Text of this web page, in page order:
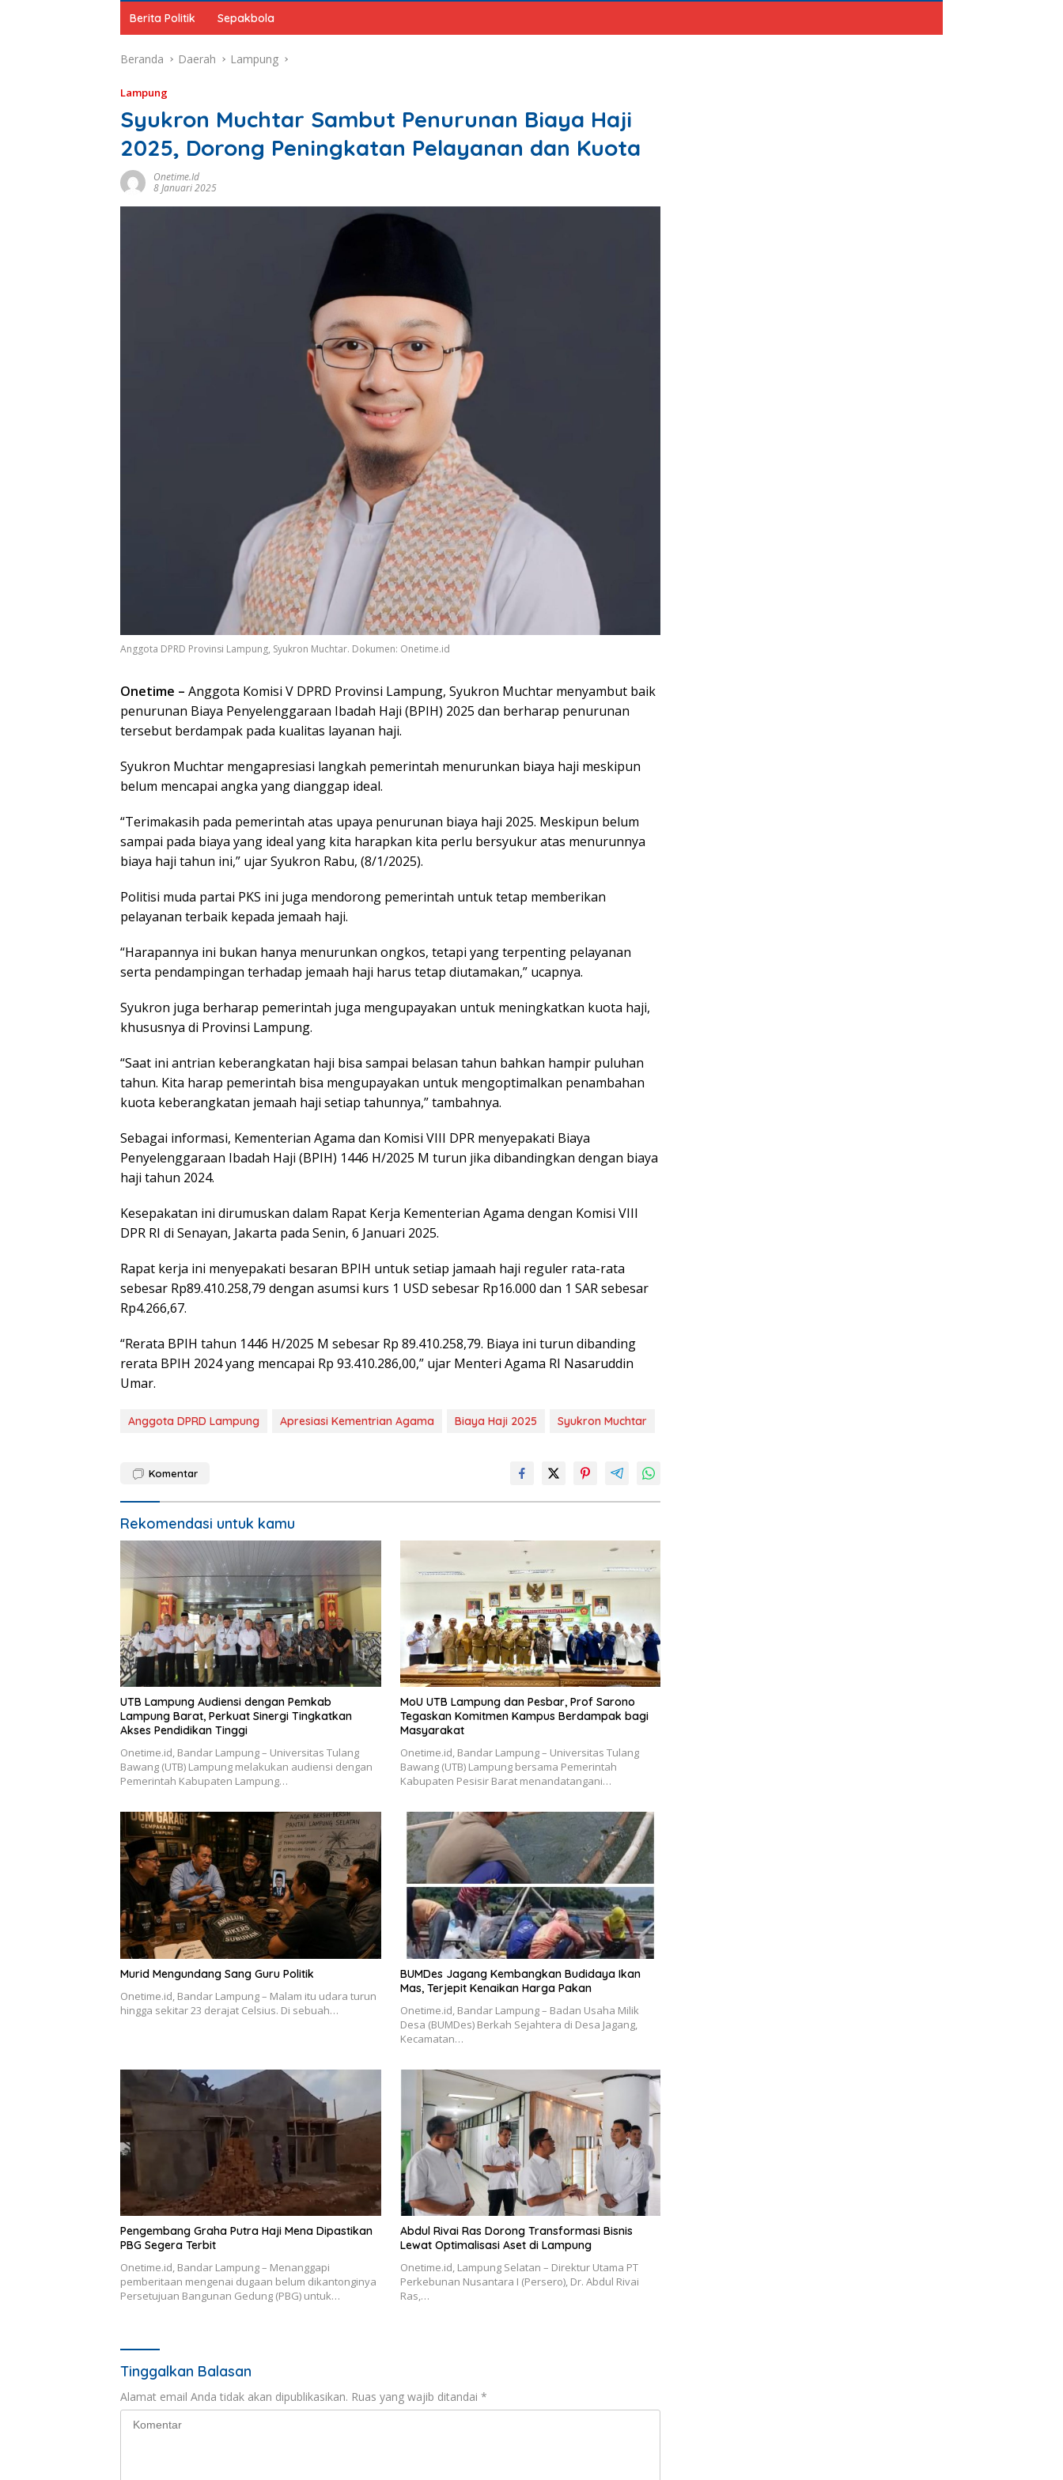
Berita Politik Sepakbola
Beranda Daerah Lampung
Lampung
Syukron Muchtar Sambut Penurunan Biaya Haji
2025, Dorong Peningkatan Pelayanan dan Kuota
Onetime.id
8 Januari 2025
Anggota DPRD Provinsi Lampung, Syukron Muchtar. Dokumen: Onetime.id
Onetime – Anggota Komisi V DPRD Provinsi Lampung, Syukron Muchtar menyambut baik
penurunan Biaya Penyelenggaraan Ibadah Haji (BPIH) 2025 dan berharap penurunan
tersebut berdampak pada kualitas layanan haji.
Syukron Muchtar mengapresiasi langkah pemerintah menurunkan biaya haji meskipun
belum mencapai angka yang dianggap ideal.
“Terimakasih pada pemerintah atas upaya penurunan biaya haji 2025. Meskipun belum
sampai pada biaya yang ideal yang kita harapkan kita perlu bersyukur atas menurunnya
biaya haji tahun ini,” ujar Syukron Rabu, (8/1/2025).
Politisi muda partai PKS ini juga mendorong pemerintah untuk tetap memberikan
pelayanan terbaik kepada jemaah haji.
“Harapannya ini bukan hanya menurunkan ongkos, tetapi yang terpenting pelayanan
serta pendampingan terhadap jemaah haji harus tetap diutamakan,” ucapnya.
Syukron juga berharap pemerintah juga mengupayakan untuk meningkatkan kuota haji,
khususnya di Provinsi Lampung.
“Saat ini antrian keberangkatan haji bisa sampai belasan tahun bahkan hampir puluhan
tahun. Kita harap pemerintah bisa mengupayakan untuk mengoptimalkan penambahan
kuota keberangkatan jemaah haji setiap tahunnya,” tambahnya.
Sebagai informasi, Kementerian Agama dan Komisi VIII DPR menyepakati Biaya
Penyelenggaraan Ibadah Haji (BPIH) 1446 H/2025 M turun jika dibandingkan dengan biaya
haji tahun 2024.
Kesepakatan ini dirumuskan dalam Rapat Kerja Kementerian Agama dengan Komisi VIII
DPR RI di Senayan, Jakarta pada Senin, 6 Januari 2025.
Rapat kerja ini menyepakati besaran BPIH untuk setiap jamaah haji reguler rata-rata
sebesar Rp89.410.258,79 dengan asumsi kurs 1 USD sebesar Rp16.000 dan 1 SAR sebesar
Rp4.266,67.
“Rerata BPIH tahun 1446 H/2025 M sebesar Rp 89.410.258,79. Biaya ini turun dibanding
rerata BPIH 2024 yang mencapai Rp 93.410.286,00,” ujar Menteri Agama RI Nasaruddin
Umar.
Anggota DPRD Lampung Apresiasi Kementrian Agama Biaya Haji 2025 Syukron Muchtar
Komentar
Rekomendasi untuk kamu
UTB Lampung Audiensi dengan Pemkab
Lampung Barat, Perkuat Sinergi Tingkatkan
Akses Pendidikan Tinggi
Onetime.id, Bandar Lampung – Universitas Tulang
Bawang (UTB) Lampung melakukan audiensi dengan
Pemerintah Kabupaten Lampung…
MoU UTB Lampung dan Pesbar, Prof Sarono
Tegaskan Komitmen Kampus Berdampak bagi
Masyarakat
Onetime.id, Bandar Lampung – Universitas Tulang
Bawang (UTB) Lampung bersama Pemerintah
Kabupaten Pesisir Barat menandatangani…
Murid Mengundang Sang Guru Politik
Onetime.id, Bandar Lampung – Malam itu udara turun
hingga sekitar 23 derajat Celsius. Di sebuah…
BUMDes Jagang Kembangkan Budidaya Ikan
Mas, Terjepit Kenaikan Harga Pakan
Onetime.id, Bandar Lampung – Badan Usaha Milik
Desa (BUMDes) Berkah Sejahtera di Desa Jagang,
Kecamatan…
Pengembang Graha Putra Haji Mena Dipastikan
PBG Segera Terbit
Onetime.id, Bandar Lampung – Menanggapi
pemberitaan mengenai dugaan belum dikantonginya
Persetujuan Bangunan Gedung (PBG) untuk…
Abdul Rivai Ras Dorong Transformasi Bisnis
Lewat Optimalisasi Aset di Lampung
Onetime.id, Lampung Selatan – Direktur Utama PT
Perkebunan Nusantara I (Persero), Dr. Abdul Rivai
Ras,…
Tinggalkan Balasan
Alamat email Anda tidak akan dipublikasikan. Ruas yang wajib ditandai *